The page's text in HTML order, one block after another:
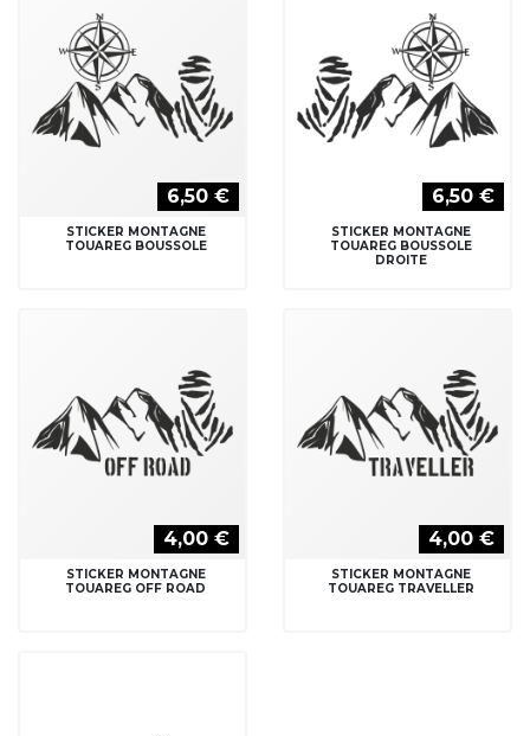
6,50 €
STICKER MONTAGNE
TOUAREG BOUSSOLE
6,50 €
STICKER MONTAGNE
TOUAREG BOUSSOLE
DROITE
4,00 €
STICKER MONTAGNE
TOUAREG OFF ROAD
4,00 €
STICKER MONTAGNE
TOUAREG TRAVELLER